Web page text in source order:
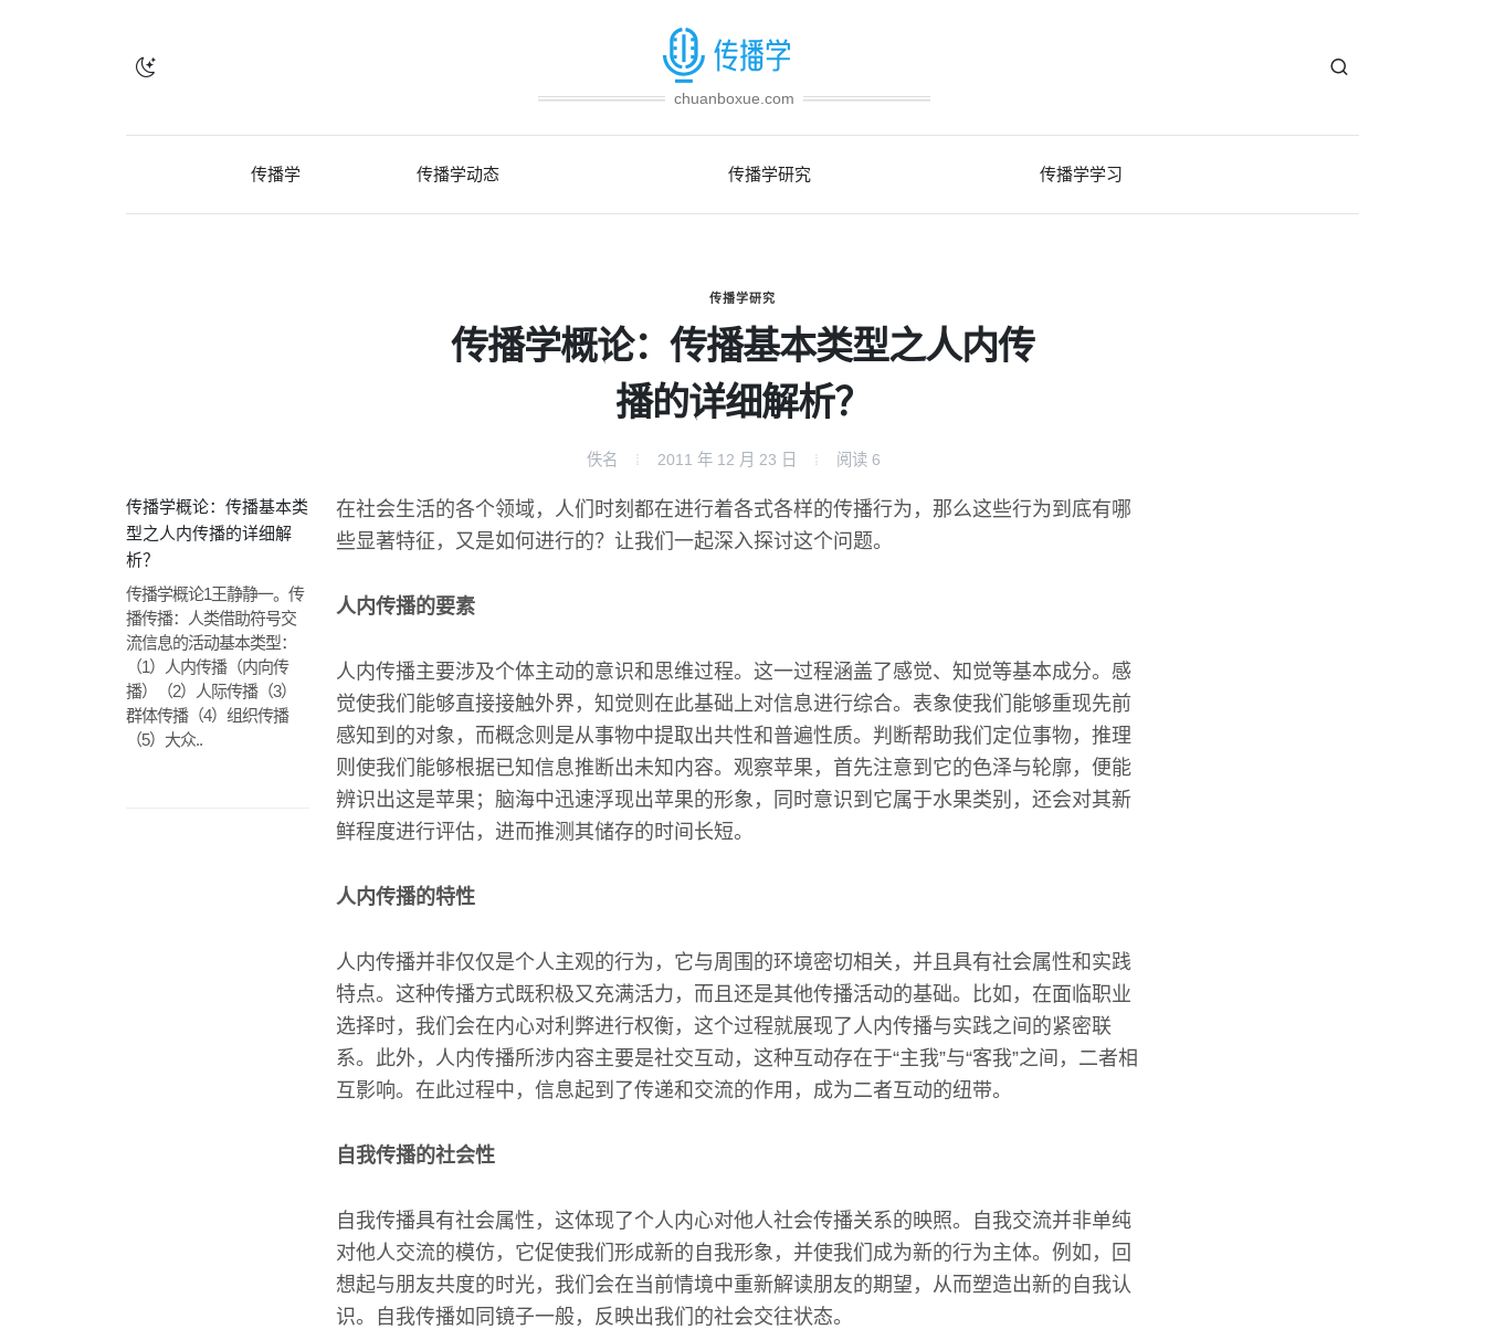
chuanboxue.com
传播学 传播学动态 传播学研究 传播学学习
传播学研究
传播学概论：传播基本类型之人内传
播的详细解析？
佚名 2011 年 12 月 23 日 阅读 6
传播学概论：传播基本类
型之人内传播的详细解
析？
传播学概论1王静静一。传
播传播：人类借助符号交
流信息的活动基本类型：
（1）人内传播（内向传
播）（2）人际传播（3）
群体传播（4）组织传播
（5）大众..
在社会生活的各个领域，人们时刻都在进行着各式各样的传播行为，那么这些行为到底有哪
些显著特征，又是如何进行的？让我们一起深入探讨这个问题。
人内传播的要素
人内传播主要涉及个体主动的意识和思维过程。这一过程涵盖了感觉、知觉等基本成分。感
觉使我们能够直接接触外界，知觉则在此基础上对信息进行综合。表象使我们能够重现先前
感知到的对象，而概念则是从事物中提取出共性和普遍性质。判断帮助我们定位事物，推理
则使我们能够根据已知信息推断出未知内容。观察苹果，首先注意到它的色泽与轮廓，便能
辨识出这是苹果；脑海中迅速浮现出苹果的形象，同时意识到它属于水果类别，还会对其新
鲜程度进行评估，进而推测其储存的时间长短。
人内传播的特性
人内传播并非仅仅是个人主观的行为，它与周围的环境密切相关，并且具有社会属性和实践
特点。这种传播方式既积极又充满活力，而且还是其他传播活动的基础。比如，在面临职业
选择时，我们会在内心对利弊进行权衡，这个过程就展现了人内传播与实践之间的紧密联
系。此外，人内传播所涉内容主要是社交互动，这种互动存在于“主我”与“客我”之间，二者相
互影响。在此过程中，信息起到了传递和交流的作用，成为二者互动的纽带。
自我传播的社会性
自我传播具有社会属性，这体现了个人内心对他人社会传播关系的映照。自我交流并非单纯
对他人交流的模仿，它促使我们形成新的自我形象，并使我们成为新的行为主体。例如，回
想起与朋友共度的时光，我们会在当前情境中重新解读朋友的期望，从而塑造出新的自我认
识。自我传播如同镜子一般，反映出我们的社会交往状态。